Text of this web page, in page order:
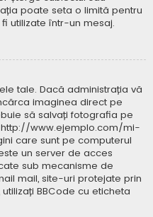
poate seta o limită pentru
utilizate într-un mesaj.
tale. Dacă administrația vă
imaginea direct pe
să salvați fotografia pe
http://www.ejemplo.com/mi-
care sunt pe computerul
un server de acces
sub mecanisme de
mail, site-uri protejate prin
BBCode cu eticheta